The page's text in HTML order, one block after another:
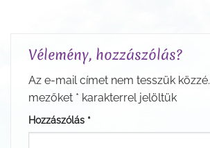
Vélemény, hozzászólás?
Az e-mail címet nem tesszük közzé.
mezőket * karakterrel jelöltük
Hozzászólás *